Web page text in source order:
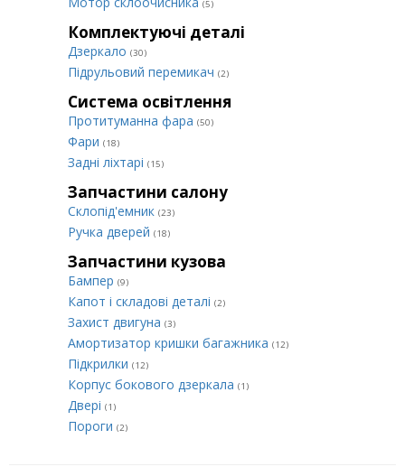
(5)
Комплектуючі деталі
Дзеркало (30)
Підрульовий перемикач (2)
Система освітлення
Протитуманна фара (50)
Фари (18)
Задні ліхтарі (15)
Запчастини салону
Склопід'емник (23)
Ручка дверей (18)
Запчастини кузова
Бампер (9)
Капот і складові деталі (2)
Захист двигуна (3)
Амортизатор кришки багажника (12)
Підкрилки (12)
Корпус бокового дзеркала (1)
Двері (1)
Пороги (2)